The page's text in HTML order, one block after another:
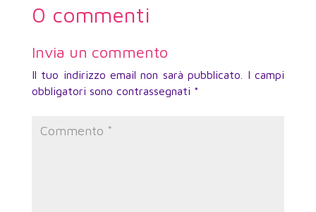
0 commenti
Invia un commento
Il tuo indirizzo email non sarà pubblicato.
I campi
obbligatori sono contrassegnati *